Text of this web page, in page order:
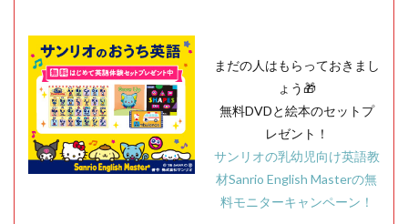
まだの人はもらっておきまし
ょう🎁
無料DVDと絵本のセットプ
レゼント！
サンリオの乳幼児向け英語教
材Sanrio English Masterの無
料モニターキャンペーン！